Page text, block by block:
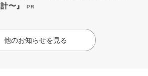
計〜』
PR
他のお知らせを見る